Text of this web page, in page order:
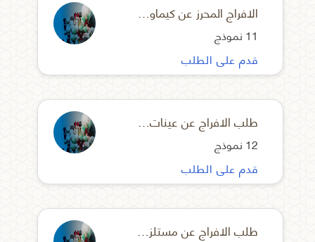
قدم على الطلب
الافراج المحرز عن كيماويات معملية
11 نموذج
قدم على الطلب
طلب الافراج عن عينات مستلزمات طبية
12 نموذج
طلب الافراج عن مستلزمات تشخيصية وفق بروتوكول